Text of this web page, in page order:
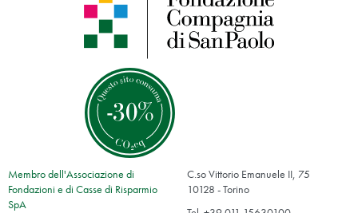
Membro dell'Associazione di
Fondazioni e di Casse di Risparmio
SpA
C.so Vittorio Emanuele II, 75
10128 - Torino